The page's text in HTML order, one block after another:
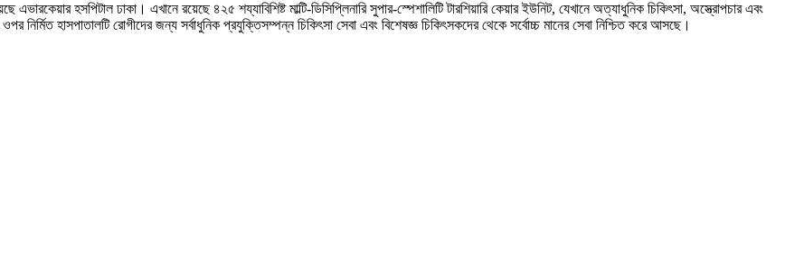
হসপিটাল ঢাকা। এখানে রয়েছে ৪২৫ শয্যাবিশিষ্ট মাল্টি-ডিসিপ্লিনারি সুপার-স্পেশালিটি টারশিয়ারি কেয়ার ইউনিট, যেখানে অত্যাধুনিক চিকিৎসা, অস্ত্রোপচার এবং
নির্মিত হাসপাতালটি রোগীদের জন্য সর্বাধুনিক প্রযুক্তিসম্পন্ন চিকিৎসা সেবা এবং বিশেষজ্ঞ চিকিৎসকদের থেকে সর্বোচ্চ মানের সেবা নিশ্চিত করে আসছে।